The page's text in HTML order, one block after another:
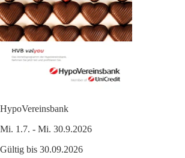
HypoVereinsbank
Mi. 1.7. - Mi. 30.9.2026
Gültig bis 30.09.2026